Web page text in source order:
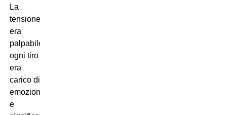
La
tensione
era
palpabile,
ogni tiro
era
carico di
emozione
e